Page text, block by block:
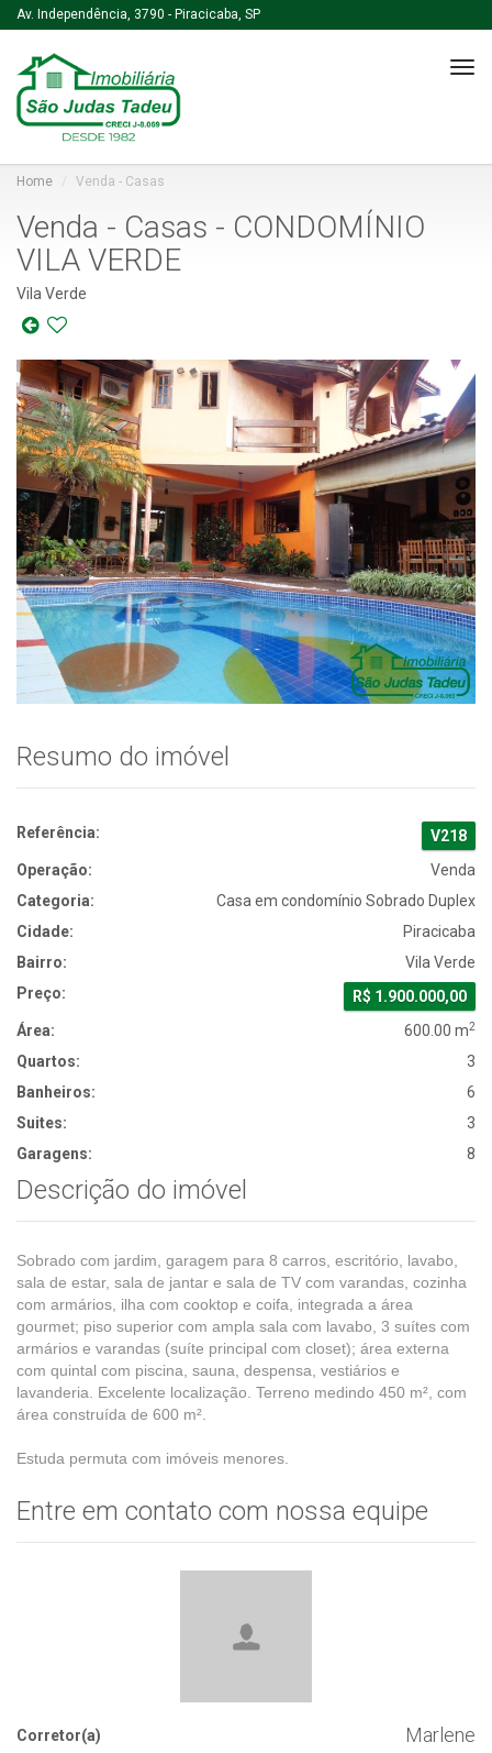
Av. Independência, 3790 - Piracicaba, SP
Home Venda - Casas
Venda - Casas - CONDOMÍNIO
VILA VERDE
Vila Verde
Resumo do imóvel
Referência:
V218
Operação:
Venda
Categoria:
Casa em condomínio Sobrado Duplex
Cidade:
Piracicaba
Bairro:
Vila Verde
Preço:
R$ 1.900.000,00
Área:
600.00 m2
Quartos:
3
Banheiros:
6
Suites:
3
Garagens:
8
Descrição do imóvel
Sobrado com jardim, garagem para 8 carros, escritório, lavabo,
sala de estar, sala de jantar e sala de TV com varandas, cozinha
com armários, ilha com cooktop e coifa, integrada a área
gourmet; piso superior com ampla sala com lavabo, 3 suítes com
armários e varandas (suíte principal com closet); área externa
com quintal com piscina, sauna, despensa, vestiários e
lavanderia. Excelente localização. Terreno medindo 450 m², com
área construída de 600 m².
Estuda permuta com imóveis menores.
Entre em contato com nossa equipe
Corretor(a) Marlene